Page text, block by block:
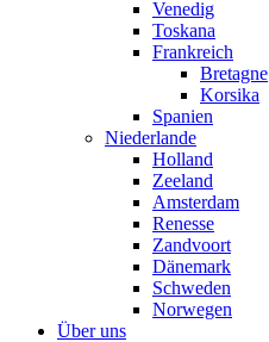
Venedig
Toskana
Frankreich
Bretagne
Korsika
Spanien
Niederlande
Holland
Zeeland
Amsterdam
Renesse
Zandvoort
Dänemark
Schweden
Norwegen
Über uns